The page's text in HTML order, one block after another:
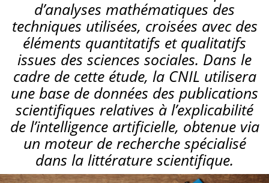
d’analyses mathématiques des
techniques utilisées, croisées avec des
éléments quantitatifs et qualitatifs
issues des sciences sociales. Dans le
cadre de cette étude, la CNIL utilisera
une base de données des publications
scientifiques relatives à l’explicabilité
de l’intelligence artificielle, obtenue via
un moteur de recherche spécialisé
dans la littérature scientifique.